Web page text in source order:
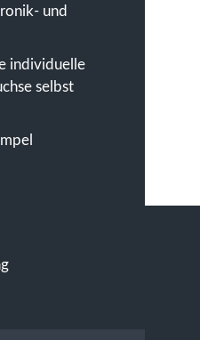
und
individuelle
selbst